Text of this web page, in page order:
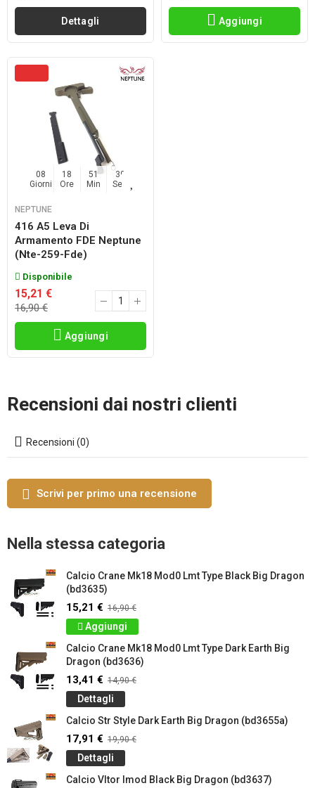
Dettagli Aggiungi
08
Giorni
18
Ore
51
Min
38
Sec
NEPTUNE
416 A5 Leva Di
Armamento FDE Neptune
(nte-259-Fde)
Disponibile
15,21 €
16,90 €
Aggiungi
Recensioni dai nostri clienti
Recensioni (0)
Scrivi per primo una recensione
Nella stessa categoria
Calcio Crane Mk18 Mod0 Lmt Type Black Big Dragon
(bd3635)
15,21 € 16,90 €
Aggiungi
Calcio Crane Mk18 Mod0 Lmt Type Dark Earth Big
Dragon (bd3636)
13,41 € 14,90 €
Dettagli
Calcio Str Style Dark Earth Big Dragon (bd3655a)
17,91 € 19,90 €
Dettagli
Calcio Vltor Imod Black Big Dragon (bd3637)